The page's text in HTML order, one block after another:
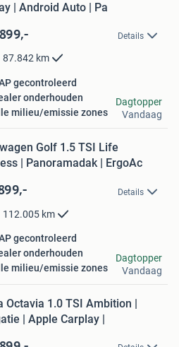
| Android Auto | Pa
Details
87.842 km
gecontroleerd
onderhouden
milieu/emissie zones
Dagtopper
Vandaag
Golf 1.5 TSI Life
| Panoramadak | ErgoAc
Details
112.005 km
gecontroleerd
onderhouden
milieu/emissie zones
Dagtopper
Vandaag
Octavia 1.0 TSI Ambition |
| Apple Carplay |